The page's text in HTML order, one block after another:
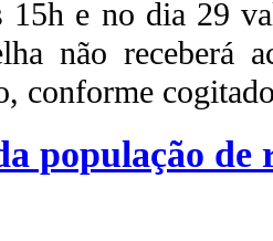
15h e no dia 29
não receberá
conforme
população de